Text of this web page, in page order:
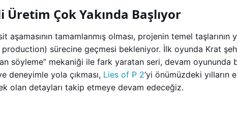
Üretim Çok Yakında Başlıyor
aşamasının tamamlanmış olması, projenin temel
sürecine geçmesi bekleniyor. İlk oyunda Krat
söyleme” mekaniği ile fark yaratan seri, devam oyununda
deneyimle yola çıkması, Lies of P 2‘yi önümüzdeki
olan detayları takip etmeye devam edeceğiz.